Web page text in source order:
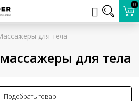
0
для тела
для тела
Подобрать товар